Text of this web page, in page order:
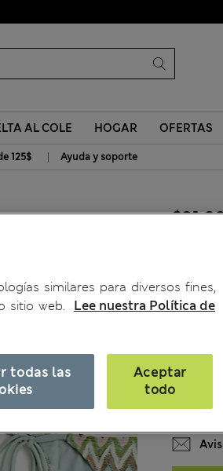
AL COLE HOGAR OFERTAS
125$ | Ayuda y soporte
COLOR:
TALLA
similares para diversos fines,
sitio web.
Lee nuestra Política de
todas las
Aceptar
todo